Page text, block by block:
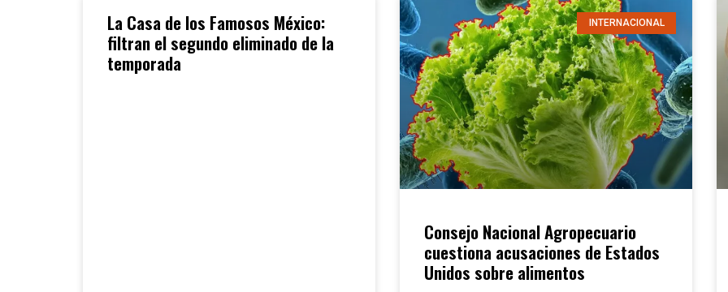
La Casa de los Famosos México:
filtran el segundo eliminado de la
temporada
INTERNACIONAL
Consejo Nacional Agropecuario
cuestiona acusaciones de Estados
Unidos sobre alimentos